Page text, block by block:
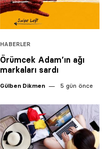
HABERLER
Örümcek Adam’ın ağı
markaları sardı
Gülben Dikmen 5 gün önce